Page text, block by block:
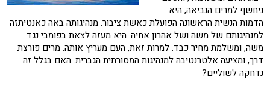
ניחשף למרים הנביאה, היא
הדמות הנשית הראשונה הפועלת כאשת ציבור. מנהיגותהּ באה כאנטיתזה
למנהיגותם של משה ושל אהרון אחיה. היא מעזה לצאת בפומבי נגד
משה, ומשלמת מחיר כבד. למרות זאת, העם מעריץ אותה. מרים פורצת
דרך, ומציעה אלטרנטיבה למנהיגות המסורתית הגברית. האם בגלל זה
נדחקה לשוליים?